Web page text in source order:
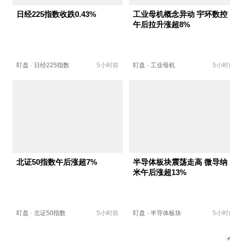
日经225指数收跌0.43%
盯盘 · 日经225指数 5小时前
工业母机概念异动 宇环数控
午后拉升涨超8%
盯盘 · 工业母机 5小时
北证50指数午后涨超7%
盯盘 · 北证50指数 5小时前
半导体板块震荡走高 微导纳
米午后涨超13%
盯盘 · 半导体板块 5小时